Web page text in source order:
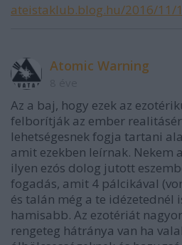
ateistaklub.blog.hu/2016/11/
Atomic Warning
Az a baj, hogy ezek az
felborítják az ember
lehetségesnek fogja tartani
amit ezekben leírnak. Nekem
ilyen ezós dolog jutott
fogadás, amit 4 pálcikával
és talán még a te idézetednél
hamisabb. Az ezotériát
rengeteg hátránya van ha